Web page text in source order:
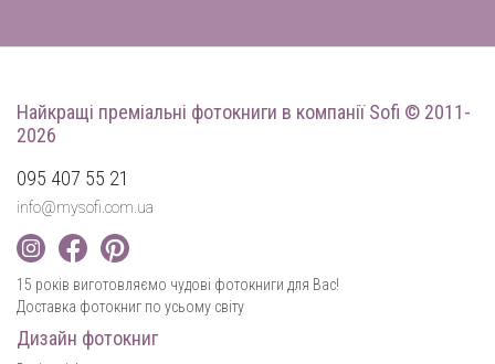
Найкращі преміальні фотокниги в компанії Sofi © 2011-
2026
095 407 55 21
info@mysofi.com.ua
15 років виготовляємо чудові фотокниги для Вас!
Доставка фотокниг по усьому світу
Дизайн фотокниг